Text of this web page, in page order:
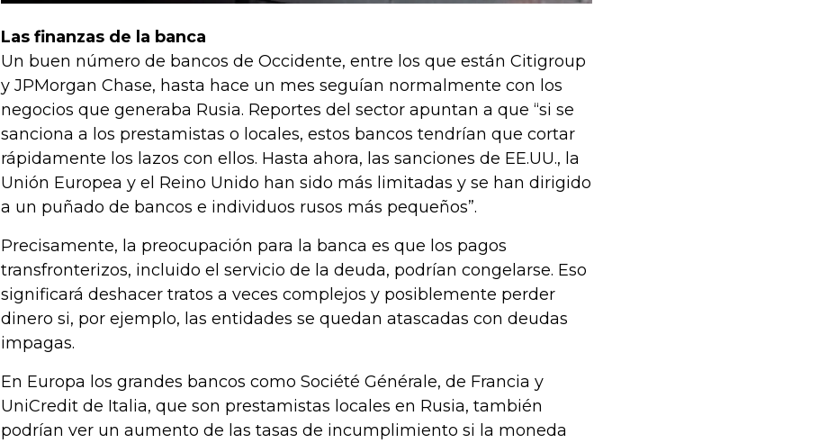
Las finanzas de la banca
Un buen número de bancos de Occidente, entre los que están Citigroup
y JPMorgan Chase, hasta hace un mes seguían normalmente con los
negocios que generaba Rusia. Reportes del sector apuntan a que “si se
sanciona a los prestamistas o locales, estos bancos tendrían que cortar
rápidamente los lazos con ellos. Hasta ahora, las sanciones de EE.UU., la
Unión Europea y el Reino Unido han sido más limitadas y se han dirigido
a un puñado de bancos e individuos rusos más pequeños”.
Precisamente, la preocupación para la banca es que los pagos
transfronterizos, incluido el servicio de la deuda, podrían congelarse. Eso
significará deshacer tratos a veces complejos y posiblemente perder
dinero si, por ejemplo, las entidades se quedan atascadas con deudas
impagas.
En Europa los grandes bancos como Société Générale, de Francia y
UniCredit de Italia, que son prestamistas locales en Rusia, también
podrían ver un aumento de las tasas de incumplimiento si la moneda